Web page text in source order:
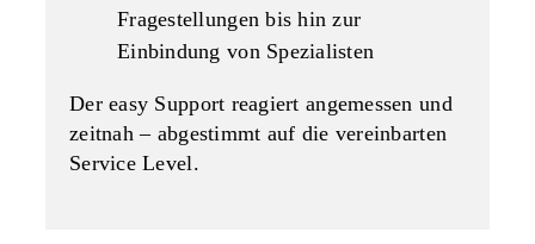
Fragestellungen bis hin zur
Einbindung von Spezialisten
Der easy Support reagiert angemessen und
zeitnah – abgestimmt auf die vereinbarten
Service Level.